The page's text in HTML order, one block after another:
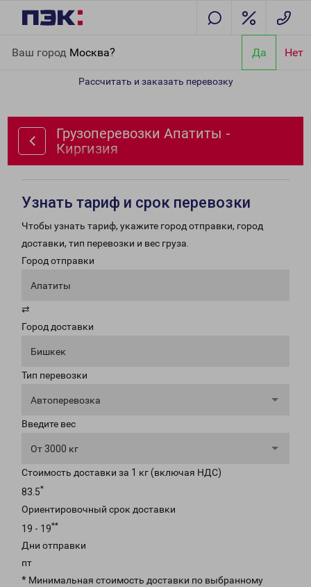
Ваш город Москва? Да Нет
Рассчитать и заказать перевозку
Грузоперевозки Апатиты -
Киргизия
Узнать тариф и срок перевозки
Чтобы узнать тариф, укажите город отправки, город
доставки, тип перевозки и вес груза.
Город отправки
Апатиты
⇄
Город доставки
Бишкек
Тип перевозки
Автоперевозка
Введите вес
От 3000 кг
Стоимость доставки за 1 кг (включая НДС)
83.5*
Ориентировочный срок доставки
19 - 19**
Дни отправки
пт
* Минимальная стоимость доставки по выбранному